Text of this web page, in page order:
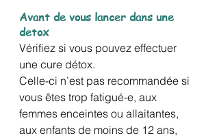
Avant de vous lancer dans une
detox
Vérifiez si vous pouvez effectuer
une cure détox.
Celle-ci n’est pas recommandée si
vous êtes trop fatigué-e, aux
femmes enceintes ou allaitantes,
aux enfants de moins de 12 ans,